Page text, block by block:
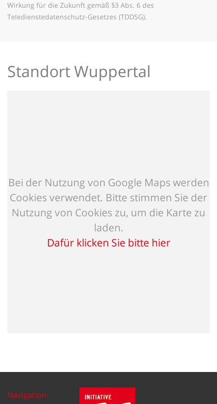
Wirkung für die Zukunft gemäß §3 Abs. 6 des
Teledienstedatenschutz-Gesetzes (TDDSG).
Standort Wuppertal
Bei der Nutzung von Google Maps werden
Cookies verwendet. Bitte stimmen Sie der
Nutzung von Cookies zu, um die Karte zu
laden.
Dafür klicken Sie bitte hier
Navigation